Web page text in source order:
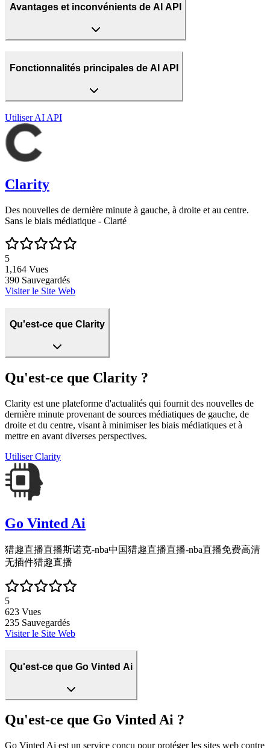
Avantages et inconvénients de AI API
Fonctionnalités principales de AI API
Utiliser AI API
Clarity
Des nouvelles de dernière minute à gauche, à droite et au centre.
Sans le biais médiatique - Clarté
5
1,164 Vues
390 Sauvegardés
Visiter le Site Web
Qu'est-ce que Clarity
Qu'est-ce que Clarity ?
Clarity est une plateforme d'actualités qui fournit des nouvelles de
dernière minute provenant de sources médiatiques de gauche, de
droite et du centre, visant à minimiser les biais médiatiques et à
mettre en avant diverses perspectives.
Utiliser Clarity
Go Vinted Ai
猎趣直播直播斯诺克-nba中国猎趣直播直播-nba直播免费高清
无插件猎趣直播
5
623 Vues
235 Sauvegardés
Visiter le Site Web
Qu'est-ce que Go Vinted Ai
Qu'est-ce que Go Vinted Ai ?
Go Vinted Ai est un service conçu pour protéger les sites web contre